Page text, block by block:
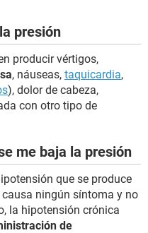
presión
producir vértigos,
, náuseas, taquicardia,
), dolor de cabeza,
con otro tipo de
me baja la presión
que se produce
ningún síntoma y no
la hipotensión crónica
de